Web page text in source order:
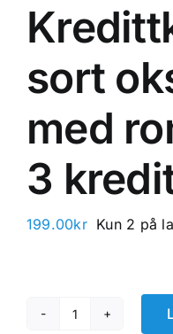
sort
med
3
199.00kr Kun 2 på